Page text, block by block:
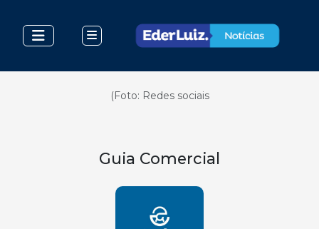
(Foto: Redes sociais
Guia Comercial